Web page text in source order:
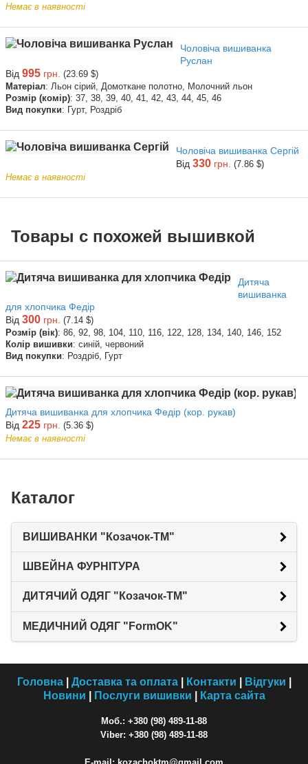
Немає в наявності
Чоловіча вишиванка
Руслан
Від 995 грн. (23.69 $)
Матеріал: Льон сірий, Домоткане полотно, Молочний льон
Розмір (комір): 37, 38, 39, 40, 41, 42, 43, 44, 45, 46
Вид покупки: Гурт, Роздріб
Чоловіча вишиванка Сергій
Від 330 грн. (7.86 $)
Немає в наявності
Товары с похожей вышивкой
Дитяча
вишиванка
для хлопчика Федір
Від 300 грн. (7.14 $)
Розмір (вік): 86, 92, 98, 104, 110, 116, 122, 128, 134, 140, 146, 152
Колір вишивки: синій, червоний
Вид покупки: Роздріб, Гурт
Дитяча вишиванка для хлопчика Федір (кор. рукав)
Від 225 грн. (5.36 $)
Немає в наявності
Каталог
ВИШИВАНКИ "Козачок-ТМ"
ШВЕЙНА ФУРНІТУРА
ДИТЯЧИЙ ОДЯГ "Козачок-ТМ"
МЕДИЧНИЙ ОДЯГ "FormOK"
Головна| Доставка та оплата| Контакти Відгуки
Новини
Послуги вишивки Карта сайта
Моб.: +380 (98) 489-11-88
Viber: +380 (98) 489-11-88